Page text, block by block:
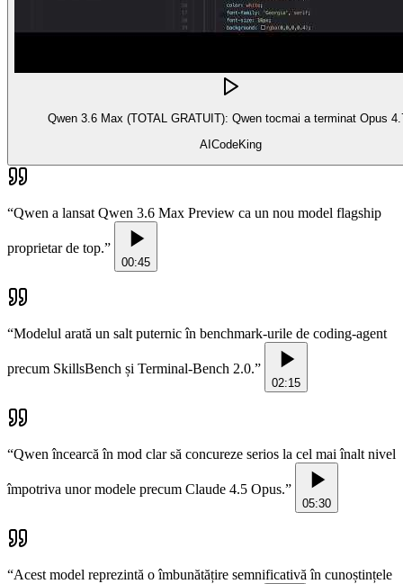
Qwen 3.6 Max (TOTAL GRATUIT): Qwen tocmai a terminat Opus
AICodeKing
“Qwen a lansat Qwen 3.6 Max Preview ca un nou model flagship
proprietar de top.”
00:45
“Modelul arată un salt puternic în benchmark-urile de coding-agent
precum SkillsBench și Terminal-Bench 2.0.”
02:15
“Qwen încearcă în mod clar să concureze serios la cel mai înalt nivel
împotriva unor modele precum Claude 4.5 Opus.”
05:30
“Acest model reprezintă o îmbunătățire semnificativă în cunoștințele